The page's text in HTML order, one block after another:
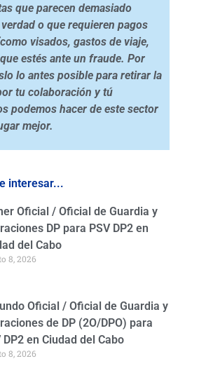
que parecen demasiado
o que requieren pagos
visados, gastos de viaje,
estés ante un fraude. Por
lo antes posible para retirar la
tu colaboración y tú
podemos hacer de este sector
mejor.
interesar...
Oficial / Oficial de Guardia y
DP para PSV DP2 en
del Cabo
8, 2026
Oficial / Oficial de Guardia y
de DP (2O/DPO) para
DP2 en Ciudad del Cabo
8, 2026